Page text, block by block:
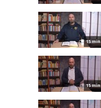
15 min
15 min